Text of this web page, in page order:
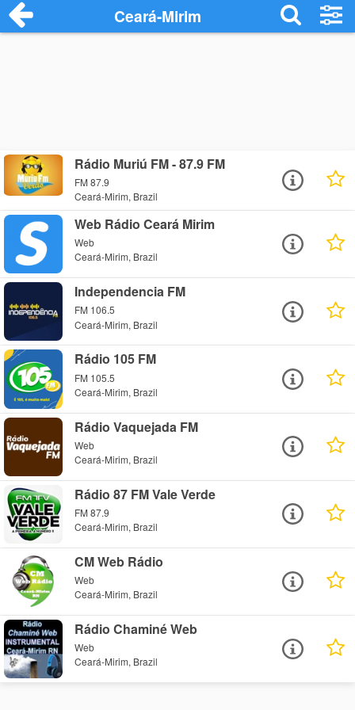
Ceará-Mirim
Rádio Muriú FM - 87.9 FM
FM 87.9
Ceará-Mirim, Brazil
Web Rádio Ceará Mirim
Web
Ceará-Mirim, Brazil
Independencia FM
FM 106.5
Ceará-Mirim, Brazil
Rádio 105 FM
FM 105.5
Ceará-Mirim, Brazil
Rádio Vaquejada FM
Web
Ceará-Mirim, Brazil
Rádio 87 FM Vale Verde
FM 87.9
Ceará-Mirim, Brazil
CM Web Rádio
Web
Ceará-Mirim, Brazil
Rádio Chaminé Web
Web
Ceará-Mirim, Brazil